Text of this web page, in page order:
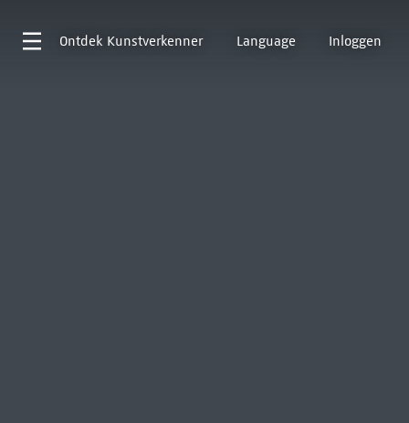
Ontdek Kunstverkenner Language Inloggen